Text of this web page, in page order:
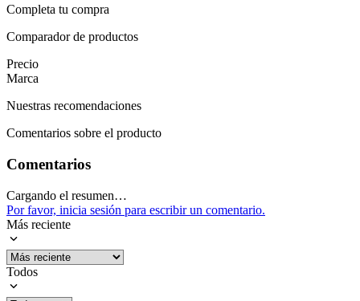
Completa tu compra
Comparador de productos
Precio
Marca
Nuestras recomendaciones
Comentarios sobre el producto
Comentarios
Cargando el resumen…
Por favor, inicia sesión para escribir un comentario.
Más reciente
Todos